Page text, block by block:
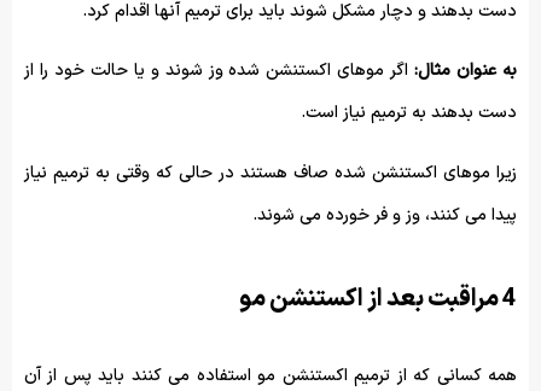
دست بدهند و دچار مشکل شوند باید برای ترمیم آنها اقدام کرد.
به عنوان مثال: اگر موهای اکستنشن شده وز شوند و یا حالت خود را از
دست بدهند به ترمیم نیاز است.
زیرا موهای اکستنشن شده صاف هستند در حالی که وقتی به ترمیم نیاز
پیدا می کنند، وز و فر خورده می شوند.
4 مراقبت بعد از اکستنشن مو
همه کسانی که از ترمیم اکستنشن مو استفاده می کنند باید پس از آن